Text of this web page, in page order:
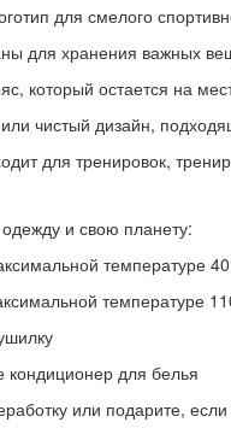
для смелого
для хранения важных
который остается на
чистый дизайн,
для тренировок,
и свою планету:
температуре
температуре
кондиционер для белья
или подарите,